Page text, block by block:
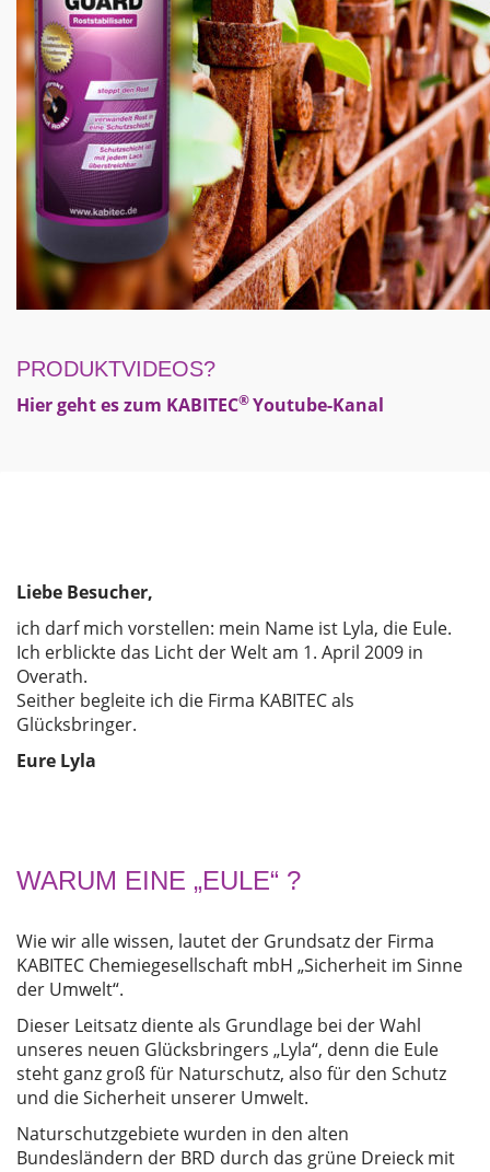
PRODUKTVIDEOS?
Hiergeht es zum KABITEC®Youtube-Kanal
Liebe Besucher,
ich darf mich vorstellen: mein Name ist Lyla, die Eule.
Ich erblickte das Licht der Welt am 1. April 2009 in
Overath.
Seither begleite ich die Firma KABITEC als
Glücksbringer.
Eure Lyla
WARUM EINE „EULE“ ?
Wie wir alle wissen, lautet der Grundsatz der Firma
KABITEC Chemiegesellschaft mbH „Sicherheit im Sinne
der Umwelt“.
Dieser Leitsatz diente als Grundlage bei der Wahl
unseres neuen Glücksbringers „Lyla“, denn die Eule
steht ganz groß für Naturschutz, also für den Schutz
und die Sicherheit unserer Umwelt.
Naturschutzgebiete wurden in den alten
Bundesländern der BRD durch das grüne Dreieck mit